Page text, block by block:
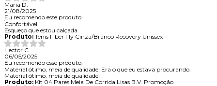
Maria D.
21/08/2025
Eu recomendo esse produto.
Confortável
Esqueço que estou calçada.
Produto:Tênis Fiber Fly Cinza/Branco Recovery Unissex
Hector C.
06/05/2025
Eu recomendo esse produto.
Material ótimo, meia de qualidade! Era o que eu estava procurando.
Material ótimo, meia de qualidade!
Produto:Kit 04 Pares Meia De Corrida Lisas B.V. Promoção